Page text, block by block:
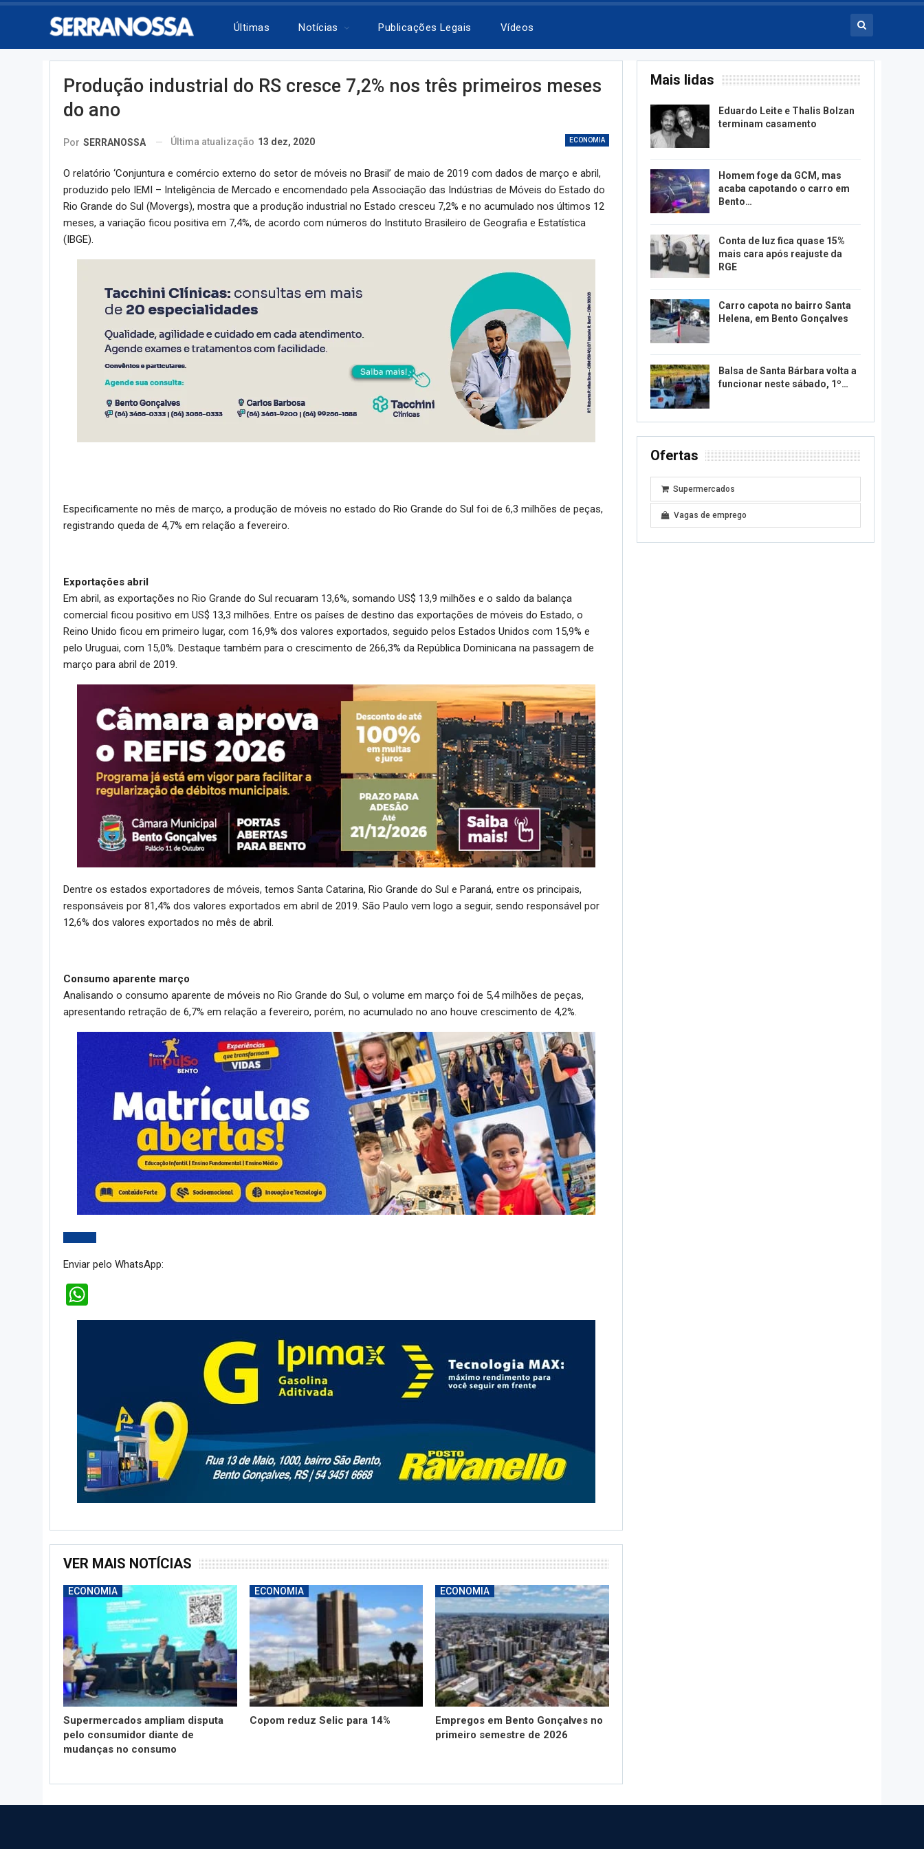
Últimas Notícias Publicações Legais Vídeos
Produção industrial do RS cresce 7,2% nos três primeiros meses
do ano
ECONOMIA
Por SERRANOSSA Última atualização 13 dez, 2020
O relatório ‘Conjuntura e comércio externo do setor de móveis no Brasil’ de maio de 2019 com dados de março e abril,
produzido pelo IEMI – Inteligência de Mercado e encomendado pela Associação das Indústrias de Móveis do Estado do
Rio Grande do Sul (Movergs), mostra que a produção industrial no Estado cresceu 7,2% e no acumulado nos últimos 12
meses, a variação ficou positiva em 7,4%, de acordo com números do Instituto Brasileiro de Geografia e Estatística
(IBGE).
Especificamente no mês de março, a produção de móveis no estado do Rio Grande do Sul foi de 6,3 milhões de peças,
registrando queda de 4,7% em relação a fevereiro.
Exportações abril
Em abril, as exportações no Rio Grande do Sul recuaram 13,6%, somando US$ 13,9 milhões e o saldo da balança
comercial ficou positivo em US$ 13,3 milhões. Entre os países de destino das exportações de móveis do Estado, o
Reino Unido ficou em primeiro lugar, com 16,9% dos valores exportados, seguido pelos Estados Unidos com 15,9% e
pelo Uruguai, com 15,0%. Destaque também para o crescimento de 266,3% da República Dominicana na passagem de
março para abril de 2019.
Dentre os estados exportadores de móveis, temos Santa Catarina, Rio Grande do Sul e Paraná, entre os principais,
responsáveis por 81,4% dos valores exportados em abril de 2019. São Paulo vem logo a seguir, sendo responsável por
12,6% dos valores exportados no mês de abril.
Consumo aparente março
Analisando o consumo aparente de móveis no Rio Grande do Sul, o volume em março foi de 5,4 milhões de peças,
apresentando retração de 6,7% em relação a fevereiro, porém, no acumulado no ano houve crescimento de 4,2%.
Enviar pelo WhatsApp:
VER MAIS NOTÍCIAS
ECONOMIA
Supermercados ampliam disputa
pelo consumidor diante de
mudanças no consumo
ECONOMIA
Copom reduz Selic para 14%
ECONOMIA
Empregos em Bento Gonçalves no
primeiro semestre de 2026
Mais lidas
Eduardo Leite e Thalis Bolzan
terminam casamento
Homem foge da GCM, mas
acaba capotando o carro em
Bento…
Conta de luz fica quase 15%
mais cara após reajuste da
RGE
Carro capota no bairro Santa
Helena, em Bento Gonçalves
Balsa de Santa Bárbara volta a
funcionar neste sábado, 1º…
Ofertas
Supermercados
Vagas de emprego